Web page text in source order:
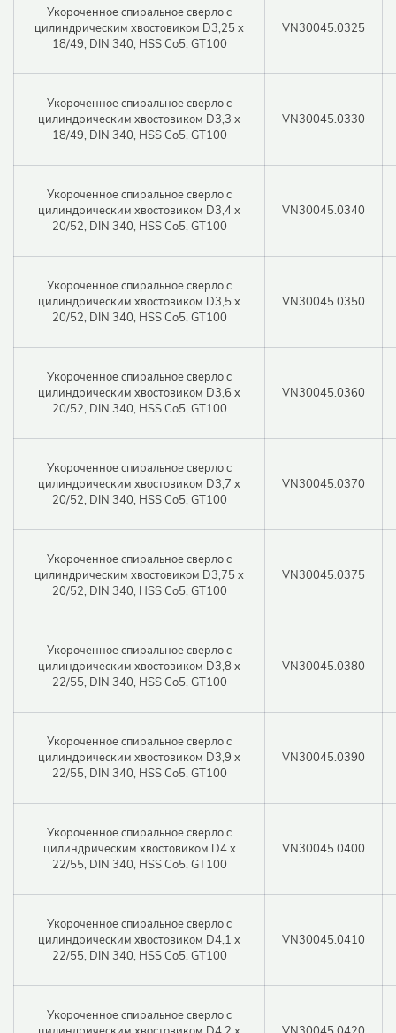
Укороченное спиральное сверло с
цилиндрическим хвостовиком D3,25 x
18/49, DIN 340, HSS Co5, GT100
VN30045.0325
Укороченное спиральное сверло с
цилиндрическим хвостовиком D3,3 x
18/49, DIN 340, HSS Co5, GT100
VN30045.0330
Укороченное спиральное сверло с
цилиндрическим хвостовиком D3,4 x
20/52, DIN 340, HSS Co5, GT100
VN30045.0340
Укороченное спиральное сверло с
цилиндрическим хвостовиком D3,5 x
20/52, DIN 340, HSS Co5, GT100
VN30045.0350
Укороченное спиральное сверло с
цилиндрическим хвостовиком D3,6 x
20/52, DIN 340, HSS Co5, GT100
VN30045.0360
Укороченное спиральное сверло с
цилиндрическим хвостовиком D3,7 x
20/52, DIN 340, HSS Co5, GT100
VN30045.0370
Укороченное спиральное сверло с
цилиндрическим хвостовиком D3,75 x
20/52, DIN 340, HSS Co5, GT100
VN30045.0375
Укороченное спиральное сверло с
цилиндрическим хвостовиком D3,8 x
22/55, DIN 340, HSS Co5, GT100
VN30045.0380
Укороченное спиральное сверло с
цилиндрическим хвостовиком D3,9 x
22/55, DIN 340, HSS Co5, GT100
VN30045.0390
Укороченное спиральное сверло с
цилиндрическим хвостовиком D4 x
22/55, DIN 340, HSS Co5, GT100
VN30045.0400
Укороченное спиральное сверло с
цилиндрическим хвостовиком D4,1 x
22/55, DIN 340, HSS Co5, GT100
VN30045.0410
Укороченное спиральное сверло с